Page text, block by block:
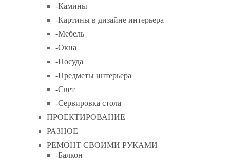
-Камины
-Картины в дизайне интерьера
-Мебель
-Окна
-Посуда
-Предметы интерьера
-Свет
-Сервировка стола
ПРОЕКТИРОВАНИЕ
РАЗНОЕ
РЕМОНТ СВОИМИ РУКАМИ
-Балкон